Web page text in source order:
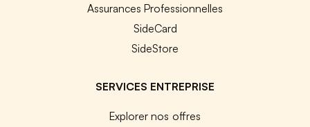
Assurances Professionnelles
SideCard
SideStore
SERVICES ENTREPRISE
Explorer nos offres